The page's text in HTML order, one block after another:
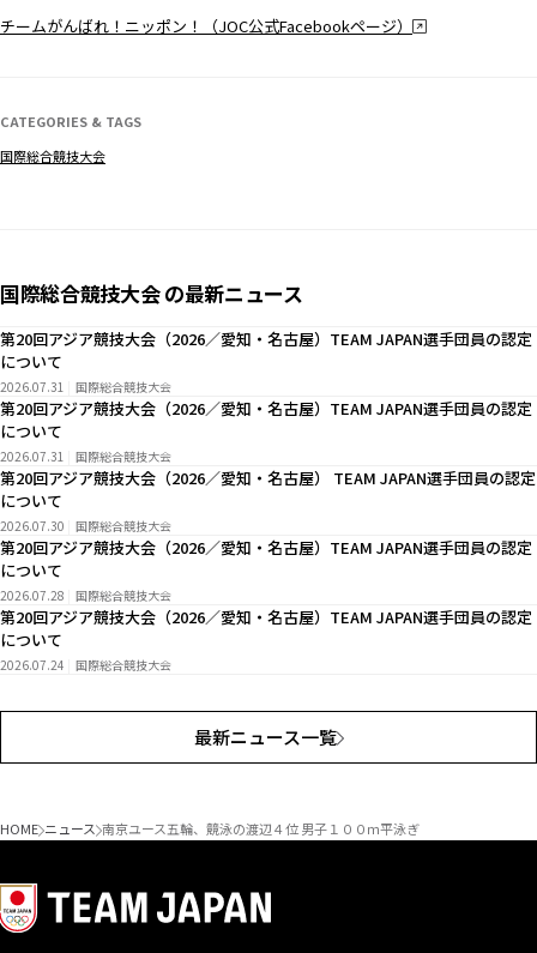
チームがんばれ！ニッポン！（JOC公式Facebookページ）
CATEGORIES & TAGS
国際総合競技大会
国際総合競技大会 の最新ニュース
第20回アジア競技大会（2026／愛知・名古屋）TEAM JAPAN選手団員の認定
について
2026.07.31 国際総合競技大会
第20回アジア競技大会（2026／愛知・名古屋）TEAM JAPAN選手団員の認定
について
2026.07.31 国際総合競技大会
第20回アジア競技大会（2026／愛知・名古屋） TEAM JAPAN選手団員の認定
について
2026.07.30 国際総合競技大会
第20回アジア競技大会（2026／愛知・名古屋）TEAM JAPAN選手団員の認定
について
2026.07.28 国際総合競技大会
第20回アジア競技大会（2026／愛知・名古屋）TEAM JAPAN選手団員の認定
について
2026.07.24 国際総合競技大会
最新ニュース一覧
HOME ニュース 南京ユース五輪、競泳の渡辺４位 男子１００ｍ平泳ぎ